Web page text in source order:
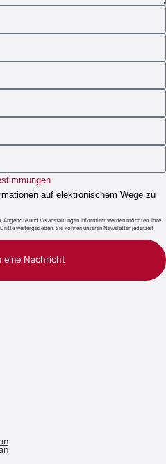
auf elektronischem Wege zu
Angebote und Veranstaltungen informiert werden möchten. Ihre
weitergegeben. Sie können unseren Newsletter jederzeit
eine Nachricht